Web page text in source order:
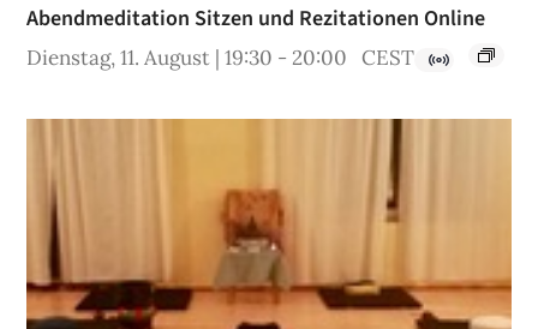
Abendmeditation Sitzen und Rezitationen Online
Dienstag, 11. August | 19:30 -20:00 CEST